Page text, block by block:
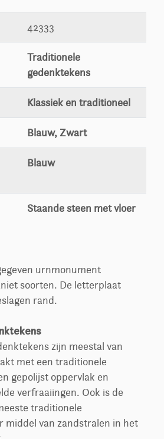
42333
Traditionele
gedenktekens
Klassiek en traditioneel
Blauw, Zwart
Blauw
Staande steen met vloer
urnmonument
soorten. De letterplaat
rand.
zijn meestal van
met een traditionele
gepolijst oppervlak en
verfraaiingen. Ook is de
traditionele
middel van zandstralen in het